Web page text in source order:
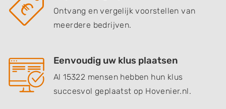
Ontvang en vergelijk voorstellen van
meerdere bedrijven.
Eenvoudig uw klus plaatsen
Al 15322 mensen hebben hun klus
succesvol geplaatst op Hovenier.nl.